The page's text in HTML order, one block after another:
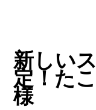
新しい
定！た
様